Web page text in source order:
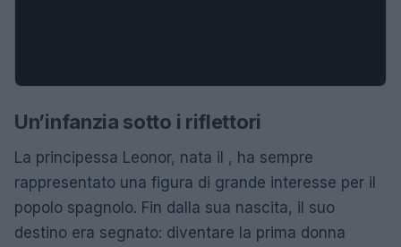
Un’infanzia sotto i riflettori
La principessa Leonor, nata il , ha sempre
rappresentato una figura di grande interesse per il
popolo spagnolo. Fin dalla sua nascita, il suo
destino era segnato: diventare la prima donna